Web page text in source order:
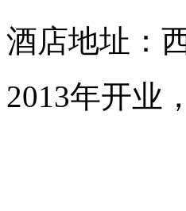
酒店地址：
2013年开